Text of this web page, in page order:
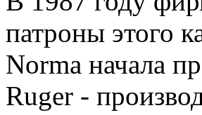
патроны этого
Norma начала
Ruger -